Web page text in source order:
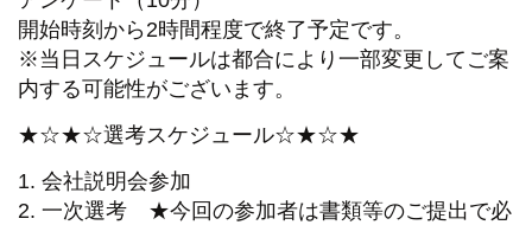
開始時刻から2時間程度で終了予定です。
※当日スケジュールは都合により一部変更してご案
内する可能性がございます。
★☆★☆選考スケジュール☆★☆★
1. 会社説明会参加
2. 一次選考 ★今回の参加者は書類等のご提出で必